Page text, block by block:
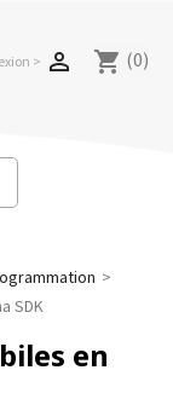
>  shopping_cart (0)
SDK
en